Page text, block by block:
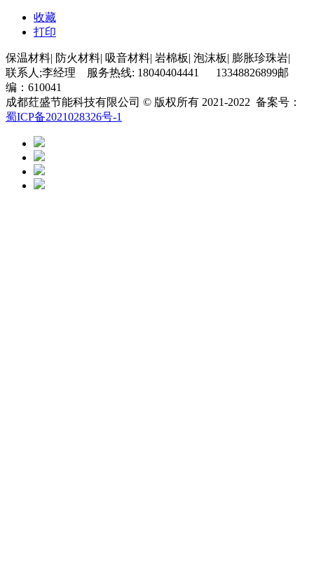
收藏
打印
保温材料| 防火材料| 吸音材料| 岩棉板| 泡沫板| 膨胀珍珠岩|
联系人;李经理 服务热线: 18040404441 13348826899邮
编：610041
成都荭盛节能科技有限公司 © 版权所有 2021-2022 备案号：
蜀ICP备2021028326号-1